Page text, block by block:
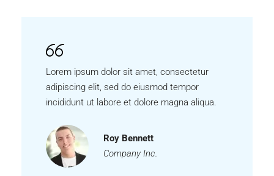
Lorem ipsum dolor sit amet, consectetur
adipiscing elit, sed do eiusmod tempor
incididunt ut labore et dolore magna aliqua.
Roy Bennett
Company Inc.